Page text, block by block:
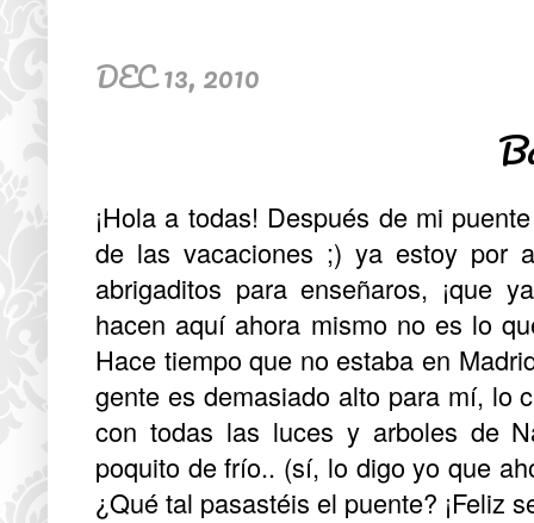
DEC 13, 2010
¡Hola a todas! Después de mi
de las vacaciones ;) ya estoy por
abrigaditos para enseñaros, ¡que
hacen aquí ahora mismo no es lo
Hace tiempo que no estaba en
gente es demasiado alto para mí, lo
con todas las luces y arboles de
poquito de frío.. (sí, lo digo yo que
¿Qué tal pasastéis el puente? ¡Feliz